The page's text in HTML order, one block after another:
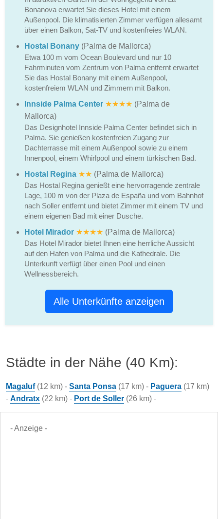
Bonanova erwartet Sie dieses Hotel mit einem
Außenpool. Die klimatisierten Zimmer verfügen allesamt
über einen Balkon, Sat-TV und kostenfreies WLAN.
Hostal Bonany (Palma de Mallorca)
Etwa 100 m vom Ocean Boulevard und nur 10
Fahrminuten vom Zentrum von Palma entfernt erwartet
Sie das Hostal Bonany mit einem Außenpool,
kostenfreiem WLAN und Zimmern mit Balkon.
Innside Palma Center ★★★★ (Palma de
Mallorca)
Das Designhotel Innside Palma Center befindet sich in
Palma. Sie genießen kostenfreien Zugang zur
Dachterrasse mit einem Außenpool sowie zu einem
Innenpool, einem Whirlpool und einem türkischen Bad.
Hostal Regina ★★ (Palma de Mallorca)
Das Hostal Regina genießt eine hervorragende zentrale
Lage, 100 m von der Plaza de España und vom Bahnhof
nach Soller entfernt und bietet Zimmer mit einem TV und
einem eigenen Bad mit einer Dusche.
Hotel Mirador ★★★★ (Palma de Mallorca)
Das Hotel Mirador bietet Ihnen eine herrliche Aussicht
auf den Hafen von Palma und die Kathedrale. Die
Unterkunft verfügt über einen Pool und einen
Wellnessbereich.
Alle Unterkünfte anzeigen
Städte in der Nähe (40 Km):
Magaluf(12 km) - Santa Ponsa (17 km) - Paguera (17 km)
- Andratx (22 km) - Port de Soller (26 km) -
- Anzeige -